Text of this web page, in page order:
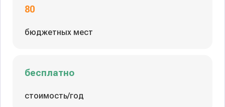
80
бюджетных мест
бесплатно
стоимость/год